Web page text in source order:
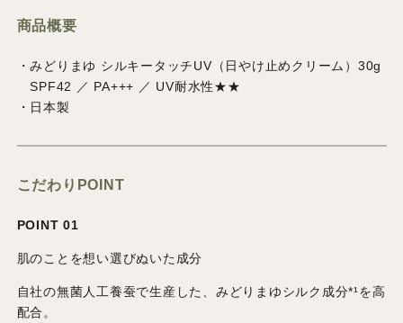
商品概要
・みどりまゆ シルキータッチUV（日やけ止めクリーム）30g
SPF42 ／ PA+++ ／ UV耐水性★★
・日本製
こだわりPOINT
POINT 01
肌のことを想い選びぬいた成分
自社の無菌人工養蚕で生産した、みどりまゆシルク成分*¹を高
配合。